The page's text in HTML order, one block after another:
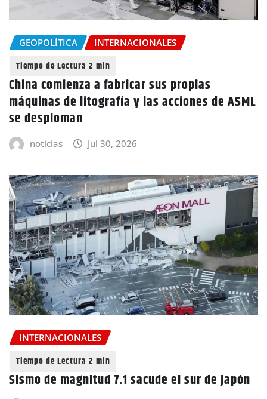
GEOPOLÍTICA INTERNACIONALES
China comienza a fabricar sus propias
máquinas de litografía y las acciones de ASML
se desploman
noticias Jul 30, 2026
INTERNACIONALES
Sismo de magnitud 7.1 sacude el sur de Japón